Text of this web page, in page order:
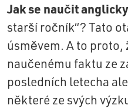
Jak se naučit
starší ročník“? Tato
úsměvem. A to proto,
naučenému faktu ze
posledních letecha
některé ze svých